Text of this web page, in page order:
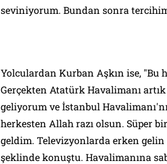
seviniyorum. Bundan sonra
Yolculardan Kurban Aşkın ise, "Bu
Gerçekten Atatürk Havalimanı
geliyorum ve İstanbul
herkesten Allah razı olsun. Süper
geldim. Televizyonlarda erken
şeklinde konuştu. Havalimanına